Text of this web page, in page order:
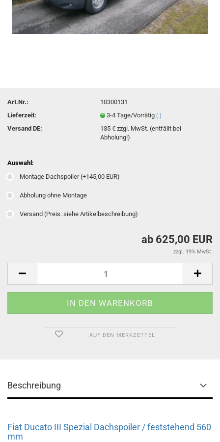
Art.Nr.:
10300131
Lieferzeit:
3-4 Tage/Vorrätig(.)
Versand DE:
135 € zzgl. MwSt. (entfällt bei
Abholung!)
Auswahl:
Montage Dachspoiler (+145,00 EUR)
Abholung ohne Montage
Versand (Preis: siehe Artikelbeschreibung)
ab 625,00 EUR
zzgl. 19% MwSt.
AUF DEN MERKZETTEL
Beschreibung
Fiat Ducato III Spezial Dachspoiler / feststehend 560
mm